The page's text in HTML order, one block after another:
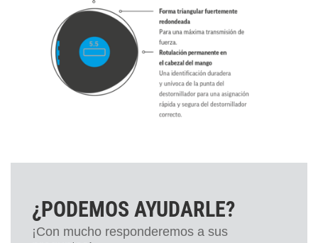
¿PODEMOS AYUDARLE?
¡Con mucho responderemos a sus